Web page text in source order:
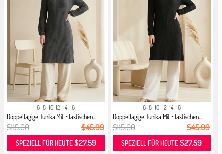
6 8 10 12 14 16
Doppellagige Tunika Mit Elastischen...
$115.00 $45.99
SPEZIELL FÜR HEUTE$27.59
6 8 10 12 14 16
Doppellagige Tunika Mit Elastischen...
$115.00 $45.99
SPEZIELL FÜR HEUTE$27.59